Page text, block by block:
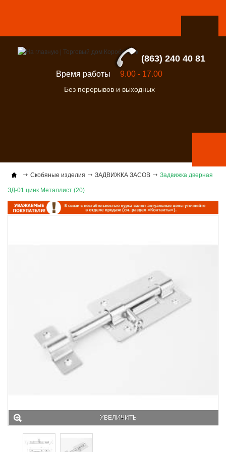
(863) 240 40 81
Время работы 9.00 - 17.00
Без перерывов и выходных
Скобяные изделия ЗАДВИЖКА ЗАСОВ Задвижка дверная
ЗД-01 цинк Металлист (20)
УВЕЛИЧИТЬ